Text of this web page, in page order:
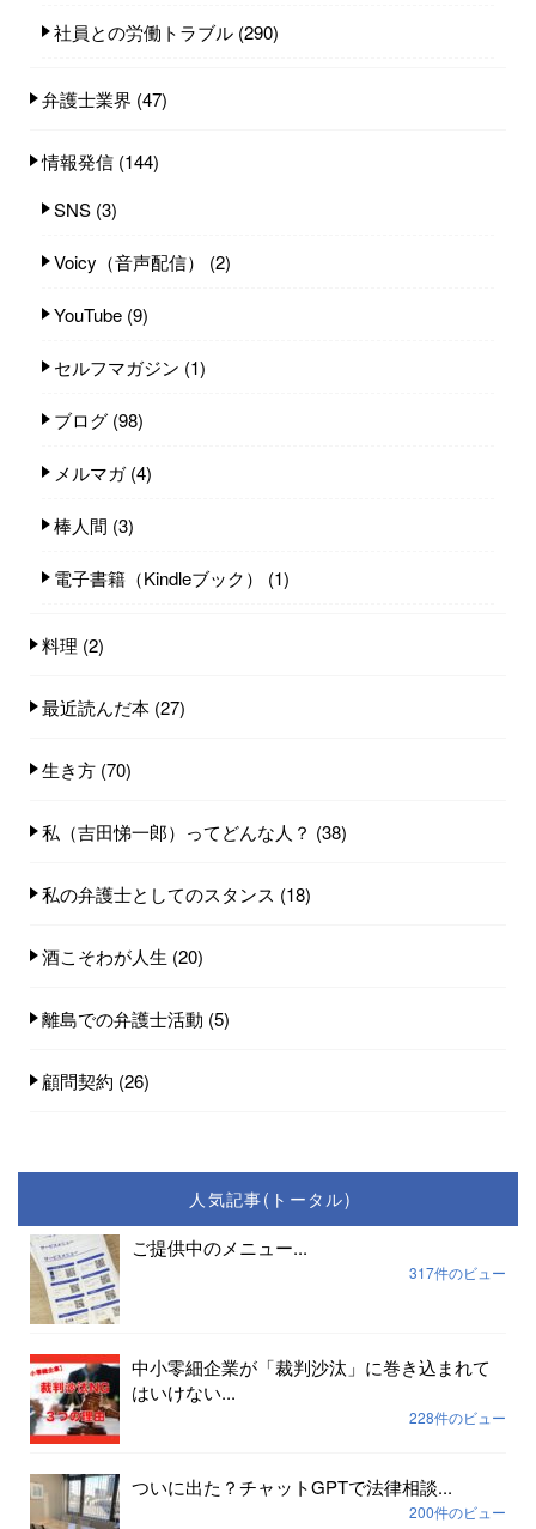
社員との労働トラブル (290)
弁護士業界 (47)
情報発信 (144)
SNS (3)
Voicy（音声配信） (2)
YouTube (9)
セルフマガジン (1)
ブログ (98)
メルマガ(4)
棒人間 (3)
電子書籍（Kindleブック） (1)
料理 (2)
最近読んだ本 (27)
生き方 (70)
私（吉田悌一郎）ってどんな人？ (38)
私の弁護士としてのスタンス (18)
酒こそわが人生 (20)
離島での弁護士活動 (5)
顧問契約 (26)
人気記事(トータル)
ご提供中のメニュー...
317件のビュー
中小零細企業が「裁判沙汰」に巻き込まれて
はいけない...
228件のビュー
ついに出た？チャットGPTで法律相談...
200件のビュー